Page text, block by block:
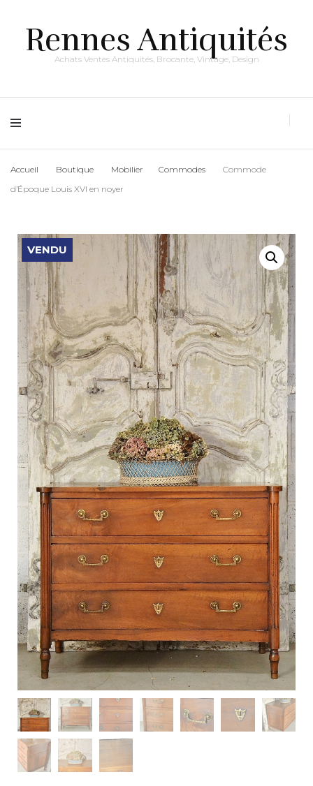
Rennes Antiquités
Achats Ventes Antiquités, Brocante, Vintage, Design
Accueil Boutique Mobilier Commodes
Commode
d’Époque Louis XVI en noyer
VENDU